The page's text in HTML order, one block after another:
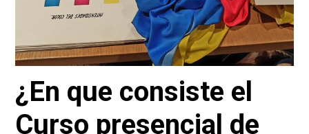
¿En que consiste el
Curso presencial de